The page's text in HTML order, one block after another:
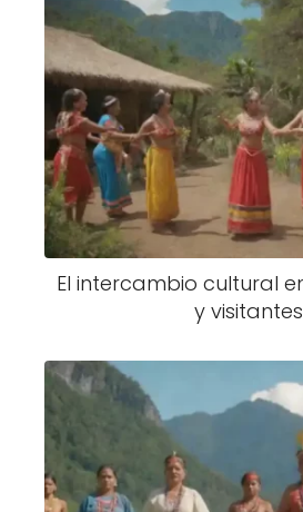
El intercambio cultural
y visitantes